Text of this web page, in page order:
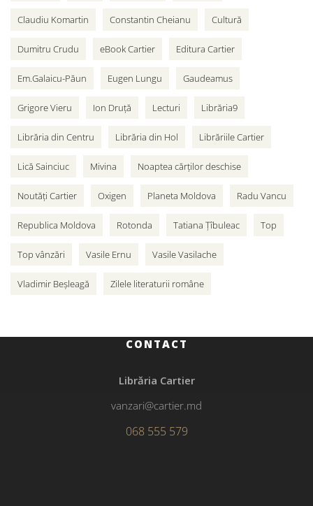
Claudiu Komartin Constantin Cheianu Cultură
Dumitru Crudu eBook Cartier Editura Cartier
Em.Galaicu-Păun Eugen Lungu Gaudeamus
Grigore Vieru Ion Druță Lecturi Librăria9
Librăria din Centru Librăria din Hol Librăriile Cartier
Lică Sainciuc Mivina Noaptea cărților deschise
Noutăți Cartier Oxigen Planeta Moldova Radu Vancu
Republica Moldova Rotonda Tatiana Țîbuleac Top
Top vânzări Vasile Ernu Vasile Vasilache
Vladimir Beșleagă Zilele literaturii române
CONTACT
Librăria Cartier
vanzari@cartier.md
068 555 579